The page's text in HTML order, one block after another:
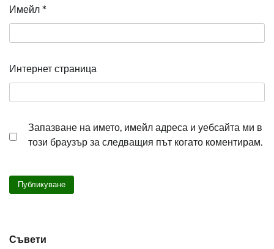
Имейл *
Интернет страница
Запазване на името, имейл адреса и уебсайта ми в
този браузър за следващия път когато коментирам.
Съвети